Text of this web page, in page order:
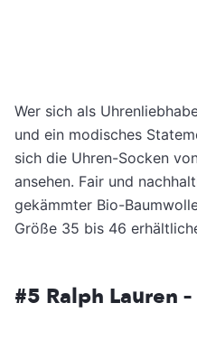
Wer sich als
und ein modisches
sich die Uhren-Socken
ansehen. Fair und
gekämmter Bio-
Größe 35 bis 46
#5 Ralph Lauren